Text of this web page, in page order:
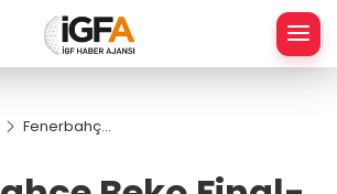
Fenerbahçe